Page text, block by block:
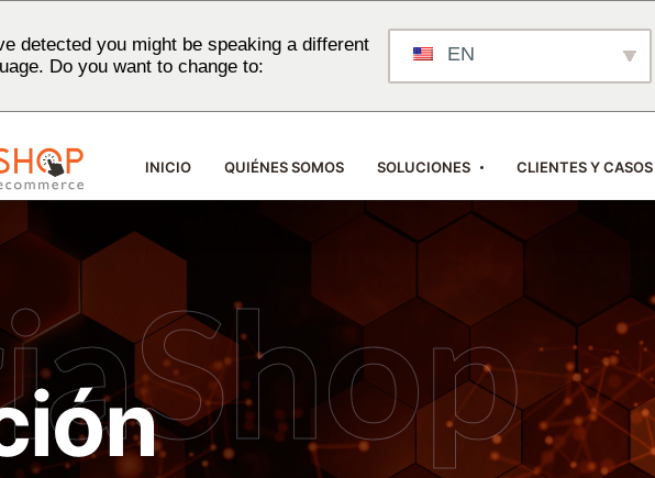
detected you might be speaking a different
Do you want to change to:
EN
INICIO QUIÉNES SOMOS SOLUCIONES CLIENTES Y CASOS